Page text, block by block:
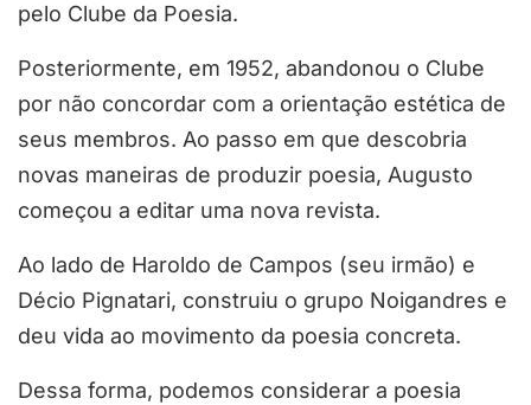
pelo Clube da Poesia.
Posteriormente, em 1952, abandonou o Clube
por não concordar com a orientação estética de
seus membros. Ao passo em que descobria
novas maneiras de produzir poesia, Augusto
começou a editar uma nova revista.
Ao lado de Haroldo de Campos (seu irmão) e
Décio Pignatari, construiu o grupo Noigandres e
deu vida ao movimento da poesia concreta.
Dessa forma, podemos considerar a poesia